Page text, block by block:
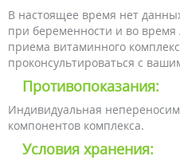
В настоящее время нет
при беременности и во
приема витаминного
проконсультироваться с
Противопоказания:
Индивидуальная
компонентов комплекса.
Условия хранения: